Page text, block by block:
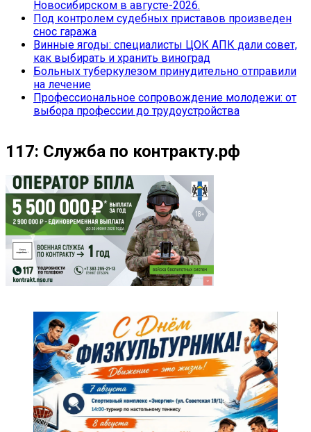
Новосибирском в августе-2026.
Под контролем судебных приставов произведен
снос гаража
Винные ягоды: специалисты ЦОК АПК дали совет,
как выбирать и хранить виноград
Больных туберкулезом принудительно отправили
на лечение
Профессиональное сопровождение молодежи: от
выбора профессии до трудоустройства
117: Служба по контракту.рф